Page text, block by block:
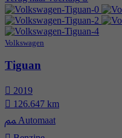
Volkswagen
Tiguan
2019
126.647 km
Automaat